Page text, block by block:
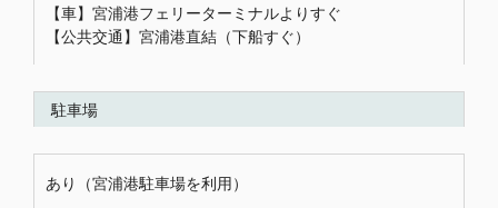
【車】宮浦港フェリーターミナルよりすぐ
【公共交通】宮浦港直結（下船すぐ）
駐車場
あり（宮浦港駐車場を利用）